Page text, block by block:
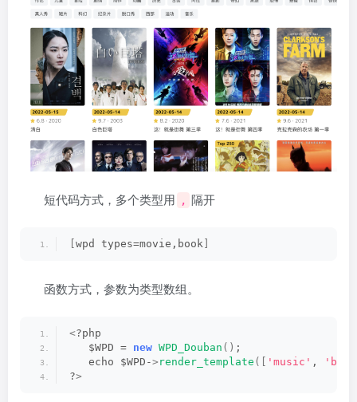
短代码方式，多个类型用 , 隔开
wpd types=movie,book
函数方式，参数为类型数组。
<?php
   $WPD =
new WPD_Douban () ;
   echo $WPD-
> render_template ([ 'music' ,
?>